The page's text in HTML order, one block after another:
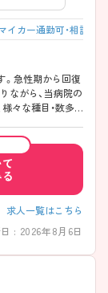
イカー通勤可・相談可
。急性期から回復
ながら、当病院の
様々な種目・数多
場環境です◎中途
場でのスタート
・高水準の給与
対策ポイントな
ください。
人一覧はこちら
: 2026年8月6日